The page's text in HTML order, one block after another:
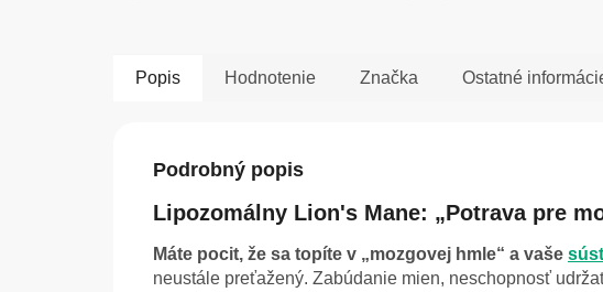
Popis Hodnotenie Značka Ostatné
Podrobný popis
Lipozomálny Lion's Mane: „Potrava pre
Máte pocit, že sa topíte v „mozgovej hmle“ a vaše
neustále preťažený. Zabúdanie mien, neschopnosť